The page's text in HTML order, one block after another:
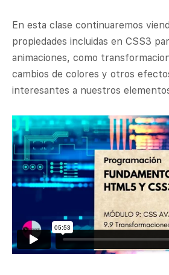
En esta clase continuaremos
propiedades incluidas en CSS3
animaciones, como
cambios de colores y otros
interesantes a nuestros